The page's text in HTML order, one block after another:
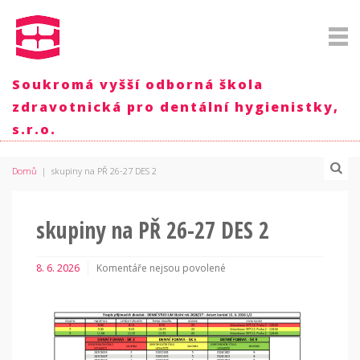
Soukromá vyšší odborná škola
zdravotnická pro dentální hygienistky,
s.r.o.
Domů | skupiny na PŘ 26-27 DES 2
skupiny na PŘ 26-27 DES 2
8. 6. 2026
Komentáře nejsou povolené
s
názvem
skupiny
na